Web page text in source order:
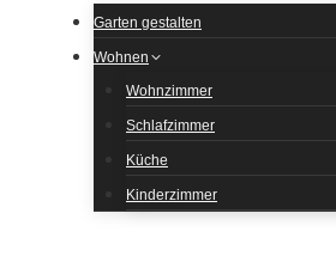
Garten gestalten
Wohnen
Wohnzimmer
Schlafzimmer
Küche
Kinderzimmer